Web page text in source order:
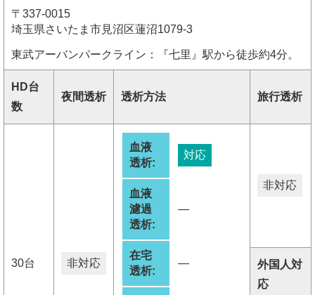
〒337-0015
埼玉県さいたま市見沼区蓮沼1079-3
東武アーバンパークライン：『七里』駅から徒歩約4分。
HD台
数
夜間透析 透析方法 旅行透析
30台 非対応
血液
透析:
対応
血液
濾過
透析:
―
在宅
透析:
―
非対応
外国人対
応